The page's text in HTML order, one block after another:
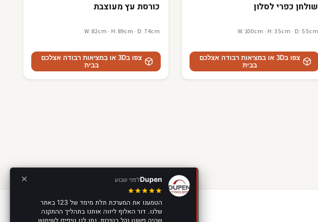
שולחן כפרי לסלון
W: 100cm · H: 35cm · D: 55cm
צפו ב3D או במציאות רבודה אצלכם
בבית
כורסת עץ מעוצבת
W: 82cm · H: 89cm · D: 74cm
צפו ב3D או במציאות רבודה אצלכם
בבית
יצירת קשר
Dupenלפני שבוע
הטמענו את המערכת תלת מימד של 123 באתר
שלנו. דור האלוף ליווה אותנו בתהליך ההתקנה
שהיה פשוט וקל בטירוף, נתן לנו טיפים לשימוש